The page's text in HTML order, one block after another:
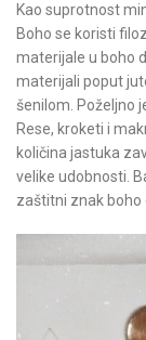
Kao suprotnost
Boho se koristi
materijale u boho
materijali poput
šenilom. Poželjno
Rese, kroketi i
količina jastuka
velike udobnosti.
zaštitni znak boho